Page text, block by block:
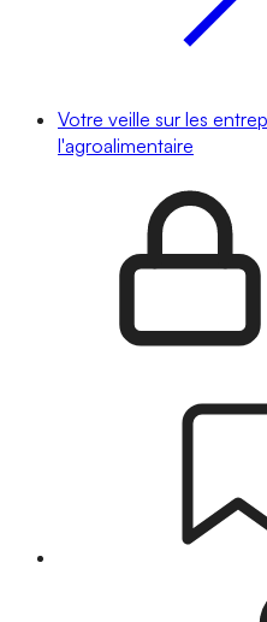
Votre veille sur les
l'agroalimentaire